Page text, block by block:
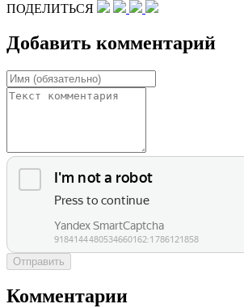
ПОДЕЛИТЬСЯ
Добавить комментарий
Отправить
Комментарии